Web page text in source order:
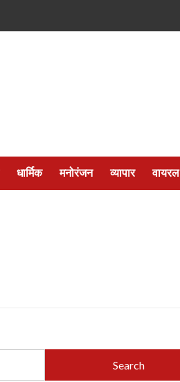
धार्मिक मनोरंजन व्यापार वायरल